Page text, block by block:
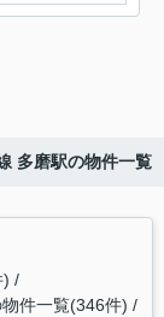
多磨駅の物件一覧
)
件一覧(346件)